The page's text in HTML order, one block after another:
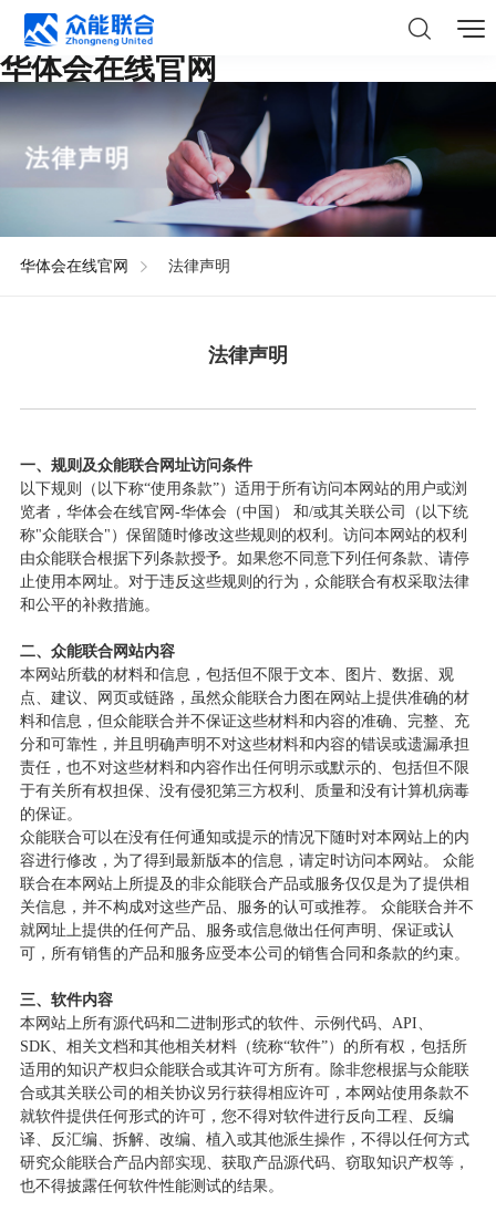
华体会在线官网
法律声明
华体会在线官网 法律声明
法律声明
一、规则及众能联合网址访问条件
以下规则（以下称“使用条款”）适用于所有访问本网站的用户或浏
览者，华体会在线官网-华体会（中国） 和/或其关联公司（以下统
称"众能联合" ）保留随时修改这些规则的权利。访问本网站的权利
由众能联合根据下列条款授予。如果您不同意下列任何条款、请停
止使用本网址。对于违反这些规则的行为，众能联合有权采取法律
和公平的补救措施。
二、众能联合网站内容
本网站所载的材料和信息，包括但不限于文本、图片、数据、观
点、建议、网页或链路，虽然众能联合力图在网站上提供准确的材
料和信息，但众能联合并不保证这些材料和内容的准确、完整、充
分和可靠性，并且明确声明不对这些材料和内容的错误或遗漏承担
责任，也不对这些材料和内容作出任何明示或默示的、包括但不限
于有关所有权担保、没有侵犯第三方权利、质量和没有计算机病毒
的保证。
众能联合可以在没有任何通知或提示的情况下随时对本网站上的内
容进行修改，为了得到最新版本的信息，请定时访问本网站。 众能
联合在本网站上所提及的非众能联合产品或服务仅仅是为了提供相
关信息，并不构成对这些产品、服务的认可或推荐。 众能联合并不
就网址上提供的任何产品、服务或信息做出任何声明、保证或认
可，所有销售的产品和服务应受本公司的销售合同和条款的约束。
三、软件内容
本网站上所有源代码和二进制形式的软件、示例代码、 API
SDK 、相关文档和其他相关材料（统称“软件”）的所有权，包括所
适用的知识产权归众能联合或其许可方所有。除非您根据与众能联
合或其关联公司的相关协议另行获得相应许可，本网站使用条款不
就软件提供任何形式的许可，您不得对软件进行反向工程、反编
译、反汇编、拆解、改编、植入或其他派生操作，不得以任何方式
研究众能联合产品内部实现、获取产品源代码、窃取知识产权等，
也不得披露任何软件性能测试的结果。